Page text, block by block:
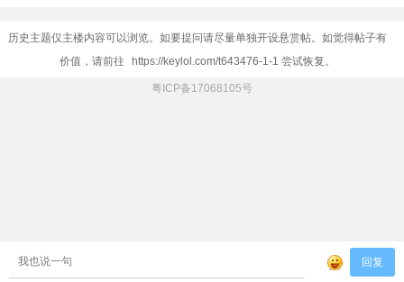
历史主题仅主楼内容可以浏览。如要提问请尽量单独开设悬赏帖。如觉得帖子有
价值，请前往
https://keylol.com/t643476-1-1 尝试恢复。
粤ICP备17068105号